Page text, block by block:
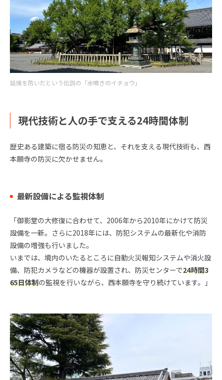
延焼を防いだという伝説の「水噴きのイチョウ」
現代技術と人の手で支える24時間体制
歴史ある建築に宿る防災の知恵と、それを支える現代技術も、西
本願寺の防災に欠かせません。
最新設備による監視体制
「御影堂の大修復に合わせて、2006年から2010年にかけて防災
設備を一新。さらに2018年には、防犯システムの最新化や消防
設備の増強も行いました。
いまでは、境内のいたるところに自動火災報知システムや消火設
備、防犯カメラなどの機器が設置され、防災センターで24時間3
65日体制の監視を行いながら、西本願寺を守り続けています。」